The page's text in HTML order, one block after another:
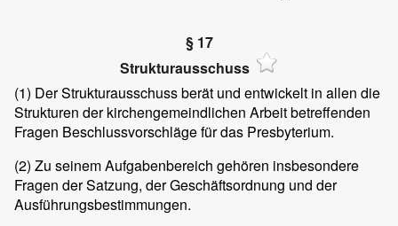
§ 17
Strukturausschuss
(1) Der Strukturausschuss berät und entwickelt in allen die
Strukturen der kirchengemeindlichen Arbeit betreffenden
Fragen Beschlussvorschläge für das Presbyterium.
(2) Zu seinem Aufgabenbereich gehören insbesondere
Fragen der Satzung, der Geschäftsordnung und der
Ausführungsbestimmungen.